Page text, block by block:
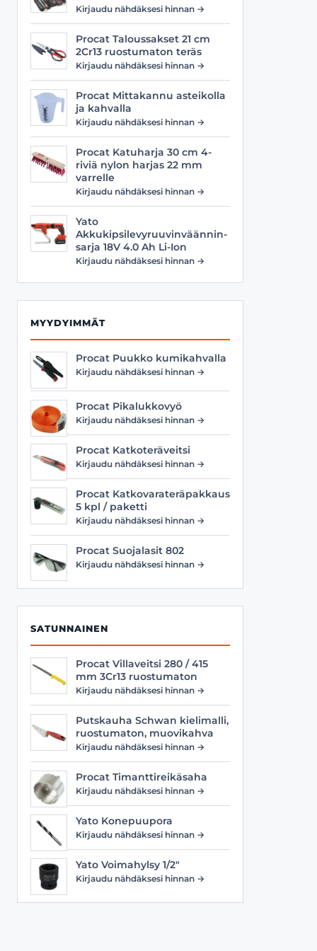
Vyöt
Kirjaudu nähdäksesi hinnan →
Procat Taloussakset 21 cm
2Cr13 ruostumaton teräs
Kirjaudu nähdäksesi hinnan →
Procat Mittakannu asteikolla
ja kahvalla
Kirjaudu nähdäksesi hinnan →
Procat Katuharja 30 cm 4-
riviä nylon harjas 22 mm
varrelle
Kirjaudu nähdäksesi hinnan →
Yato
Akkukipsilevyruuvinväännin-
sarja 18V 4.0 Ah Li-Ion
Kirjaudu nähdäksesi hinnan →
MYYDYIMMÄT
Procat Puukko kumikahvalla
Kirjaudu nähdäksesi hinnan →
Procat Pikalukkovyö
Kirjaudu nähdäksesi hinnan →
Procat Katkoteräveitsi
Kirjaudu nähdäksesi hinnan →
Procat Katkovarateräpakkaus
5 kpl / paketti
Kirjaudu nähdäksesi hinnan →
Procat Suojalasit 802
Kirjaudu nähdäksesi hinnan →
SATUNNAINEN
Procat Villaveitsi 280 / 415
mm 3Cr13 ruostumaton
Kirjaudu nähdäksesi hinnan →
Putskauha Schwan kielimalli,
ruostumaton, muovikahva
Kirjaudu nähdäksesi hinnan →
Procat Timanttireikäsaha
Kirjaudu nähdäksesi hinnan →
Yato Konepuupora
Kirjaudu nähdäksesi hinnan →
Yato Voimahylsy 1/2"
Kirjaudu nähdäksesi hinnan →